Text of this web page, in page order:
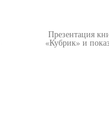
Презентация
«Кубрик» и